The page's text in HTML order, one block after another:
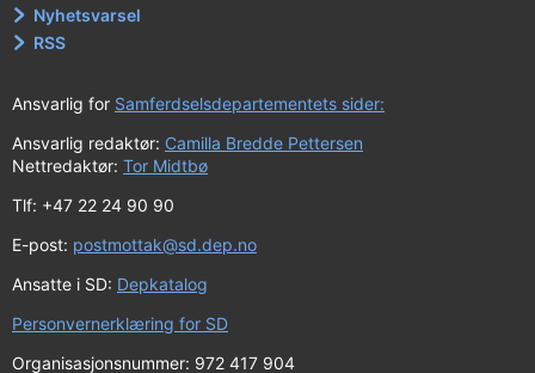
Nyhetsvarsel
RSS
Ansvarlig for Samferdselsdepartementets sider:
Ansvarlig redaktør: Camilla Bredde Pettersen
Nettredaktør: Tor Midtbø
Tlf: +47 22 24 90 90
E-post: postmottak@sd.dep.no
Ansatte i SD: Depkatalog
Personvernerklæring for SD
Organisasjonsnummer: 972 417 904